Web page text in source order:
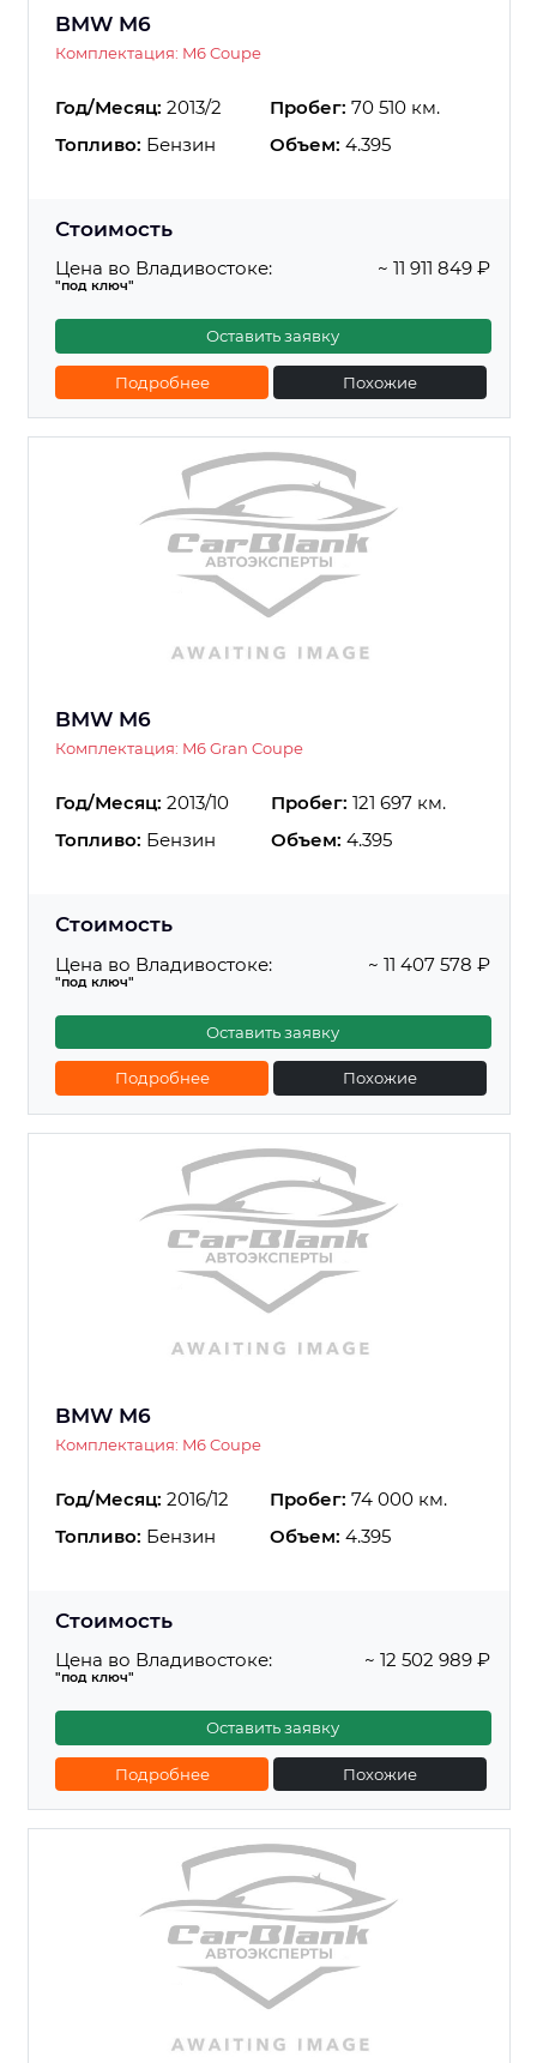
BMW M6
Комплектация: M6 Coupe
Год/Месяц: 2013/2 Пробег: 70 510 км.
Топливо: Бензин Объем: 4.395
Стоимость
Цена во Владивостоке:
"под ключ"
~ 11 911 849 ₽
Оставить заявку
Подробнее Похожие
BMW M6
Комплектация: M6 Gran Coupe
Год/Месяц: 2013/10 Пробег: 121 697 км.
Топливо: Бензин Объем: 4.395
Стоимость
Цена во Владивостоке:
"под ключ"
~ 11 407 578 ₽
Оставить заявку
Подробнее Похожие
BMW M6
Комплектация: M6 Coupe
Год/Месяц: 2016/12 Пробег: 74 000 км.
Топливо: Бензин Объем: 4.395
Стоимость
Цена во Владивостоке:
"под ключ"
~ 12 502 989 ₽
Оставить заявку
Подробнее Похожие